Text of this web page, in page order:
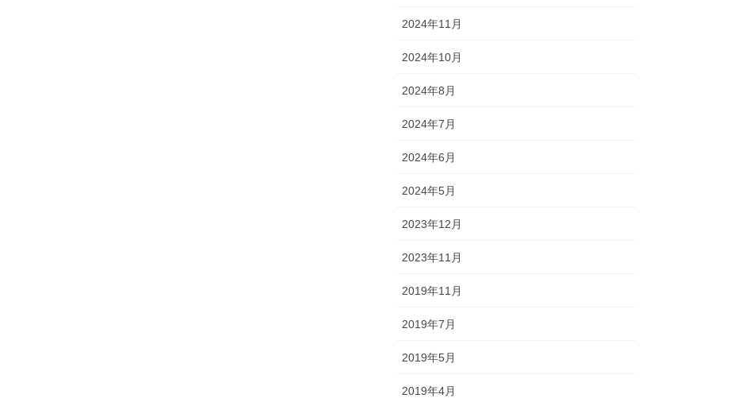
2024年11月
2024年10月
2024年8月
2024年7月
2024年6月
2024年5月
2023年12月
2023年11月
2019年11月
2019年7月
2019年5月
2019年4月